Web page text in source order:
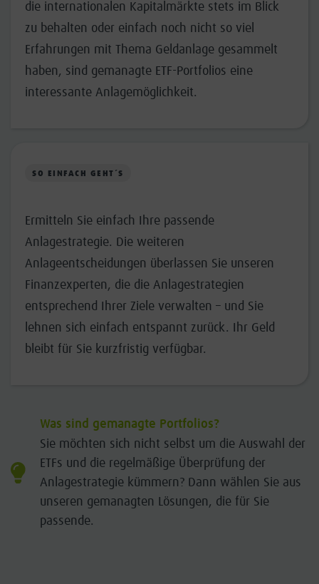
die internationalen Kapitalmärkte stets im Blick
zu behalten oder einfach noch nicht so viel
Erfahrungen mit Thema Geldanlage gesammelt
haben, sind gemanagte ETF-Portfolios eine
interessante Anlagemöglichkeit.
SO EINFACH GEHT´S
Ermitteln Sie einfach Ihre passende
Anlagestrategie. Die weiteren
Anlageentscheidungen überlassen Sie unseren
Finanzexperten, die die Anlagestrategien
entsprechend Ihrer Ziele verwalten – und Sie
lehnen sich einfach entspannt zurück. Ihr Geld
bleibt für Sie kurzfristig verfügbar.
Was sind gemanagte Portfolios?
Sie möchten sich nicht selbst um die Auswahl der
ETFs und die regelmäßige Überprüfung der
Anlagestrategie kümmern? Dann wählen Sie aus
unseren gemanagten Lösungen, die für Sie
passende.